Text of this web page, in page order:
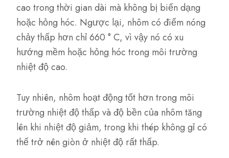
cao trong thời gian dài mà không bị biến dạng
hoặc hỏng hóc. Ngược lại, nhôm có điểm nóng
chảy thấp hơn chỉ 660 ° C, vì vậy nó có xu
hướng mềm hoặc hỏng hóc trong môi trường
nhiệt độ cao.
Tuy nhiên, nhôm hoạt động tốt hơn trong môi
trường nhiệt độ thấp và độ bền của nhôm tăng
lên khi nhiệt độ giảm, trong khi thép không gỉ có
thể trở nên giòn ở nhiệt độ rất thấp.